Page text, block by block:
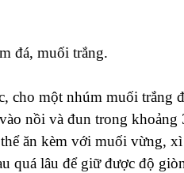
đá, muối trắng.
cho một nhúm muối trắng
nồi và đun trong khoảng
ăn kèm với muối vừng,
quá lâu để giữ được độ